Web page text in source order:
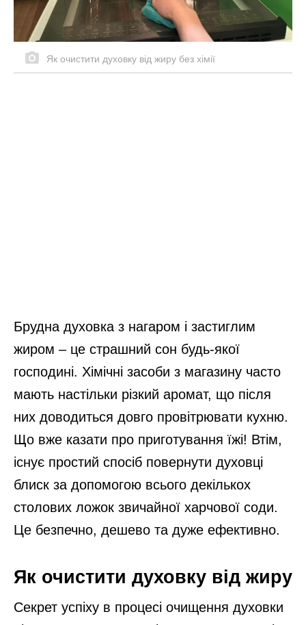
Як очистити духовку від жиру без хімії
Брудна духовка з нагаром і застиглим
жиром – це страшний сон будь-якої
господині. Хімічні засоби з магазину часто
мають настільки різкий аромат, що після
них доводиться довго провітрювати кухню.
Що вже казати про приготування їжі! Втім,
існує простий спосіб повернути духовці
блиск за допомогою всього декількох
столових ложок звичайної харчової соди.
Це безпечно, дешево та дуже ефективно.
Як очистити духовку від жиру
Секрет успіху в процесі очищення духовки